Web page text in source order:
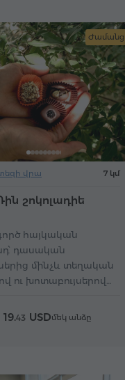
Ժամանց
վրա 7 կմ
շոկոլադիե
հայկական
դասական
մինչև տեղական
ու խոտաբույսերով
19.43USDմեկ անձը